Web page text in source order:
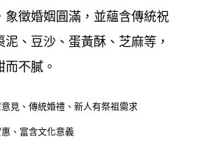
象徵婚姻圓滿，並蘊含傳統祝
、豆沙、蛋黃酥、芝麻等，
不膩。
意見、傳統婚禮、新人有祭祖需求
惠、富含文化意義